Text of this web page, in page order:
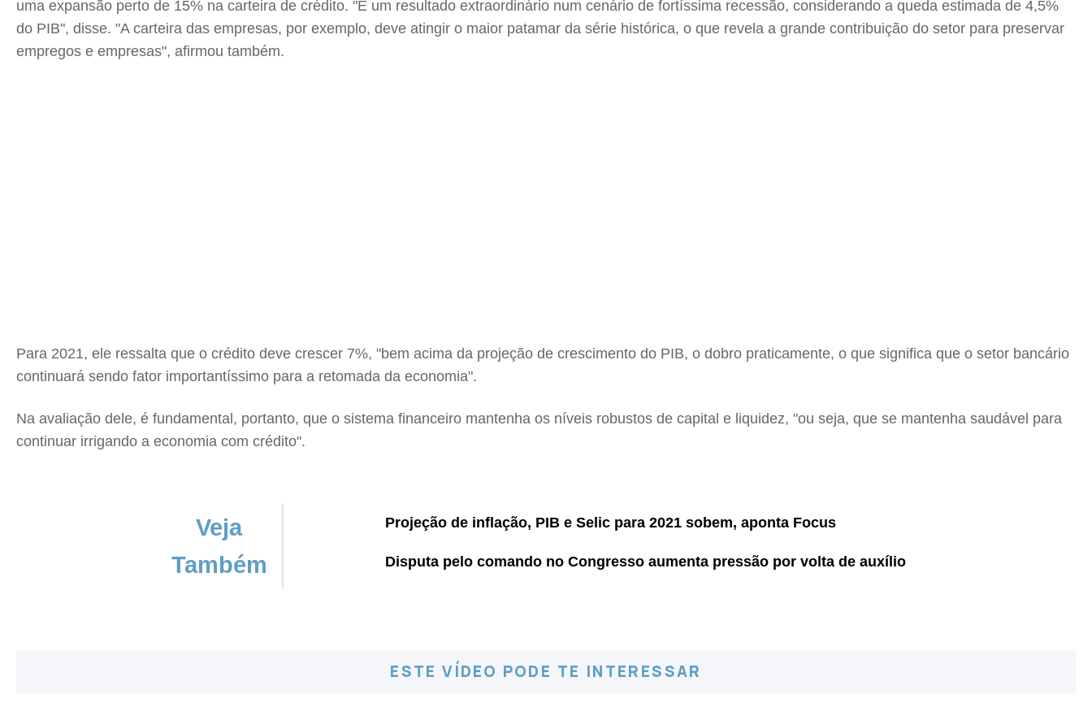
uma expansão perto de 15% na carteira de crédito. "É um resultado extraordinário num cenário de fortíssima recessão, considerando a queda estimada de 4,5%
do PIB", disse. "A carteira das empresas, por exemplo, deve atingir o maior patamar da série histórica, o que revela a grande contribuição do setor para preservar
empregos e empresas", afirmou também.
Para 2021, ele ressalta que o crédito deve crescer 7%, "bem acima da projeção de crescimento do PIB, o dobro praticamente, o que significa que o setor bancário
continuará sendo fator importantíssimo para a retomada da economia".
Na avaliação dele, é fundamental, portanto, que o sistema financeiro mantenha os níveis robustos de capital e liquidez, "ou seja, que se mantenha saudável para
continuar irrigando a economia com crédito".
Veja
Também
Projeção de inflação, PIB e Selic para 2021 sobem, aponta Focus
Disputa pelo comando no Congresso aumenta pressão por volta de auxílio
ESTE VÍDEO PODE TE INTERESSAR